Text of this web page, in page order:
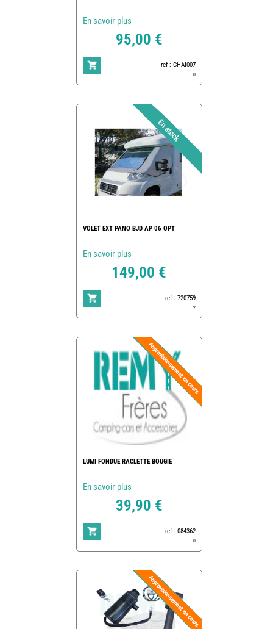
En savoir plus
95,00 €
ref : CHAI007
0
VOLET EXT PANO BJD AP 06 OPT
En savoir plus
149,00 €
ref : 720759
2
LUMI FONDUE RACLETTE BOUGIE
En savoir plus
39,90 €
ref : 084362
0